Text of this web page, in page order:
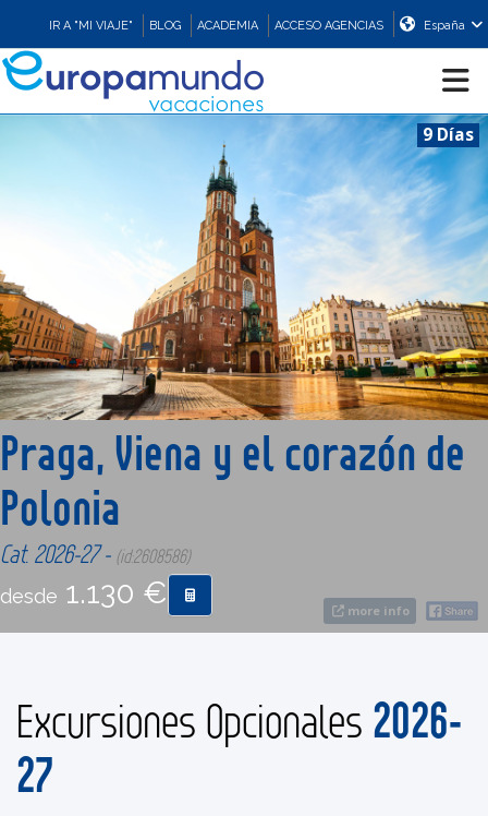
IR A "MI VIAJE" BLOG ACADEMIA ACCESO AGENCIAS España
CRUCEROS
EUROPA
ASIA
ORIENTE
PROMOCIONES
COMPRAR
9 Días
more info
Praga, Viena y el corazón de
Polonia
Cat. 2026-27 - (id:2608586)
desde 1.130 €
Excursiones Opcionales 2026-
27